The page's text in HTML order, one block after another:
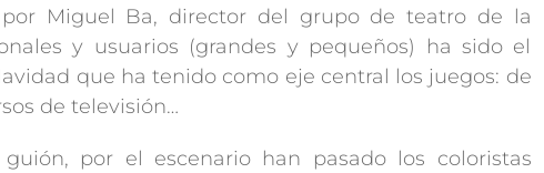
Miguel Ba, director del grupo de teatro de la
y usuarios (grandes y pequeños) ha sido el
que ha tenido como eje central los juegos: de
de televisión…
por el escenario han pasado los coloristas